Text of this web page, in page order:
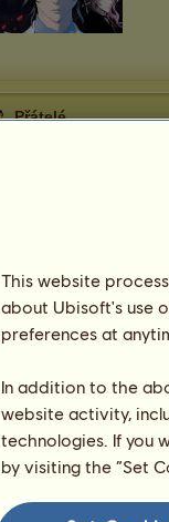
Přátelé
2 3 4 5 6
9
This website
about Ubisoft's use
preferences at
In addition to the
website activity,
technologies. If you
by visiting the “Set